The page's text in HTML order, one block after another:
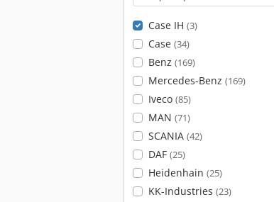
Case IH (3)
Case (34)
Benz (169)
Mercedes-Benz (169)
Iveco (85)
MAN (71)
SCANIA (42)
DAF (25)
Heidenhain (25)
KK-Industries (23)